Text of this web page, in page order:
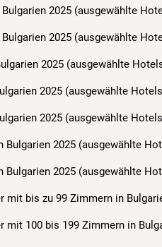
2025 (ausgewählte
2025 (ausgewählte
2025 (ausgewählte
2025 (ausgewählte
2025 (ausgewählte
Bulgarien 2025 (ausgewählte
Bulgarien 2025 (ausgewählte
mit bis zu 99 Zimmern in
mit 100 bis 199 Zimmern in